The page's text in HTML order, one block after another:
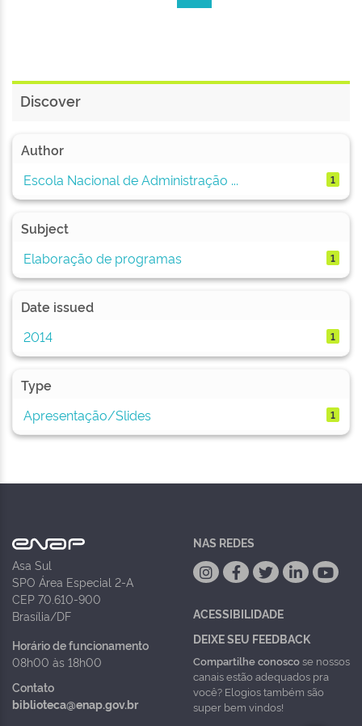
Discover
Author
Escola Nacional de Administração ...
1
Subject
Elaboração de programas
1
Date issued
2014
1
Type
Apresentação/Slides
1
Asa Sul
SPO Área Especial 2-A
CEP 70.610-900
Brasília/DF
Horário de funcionamento
08h00 às 18h00
Contato
biblioteca@enap.gov.br
NAS REDES
ACESSIBILIDADE
DEIXE SEU FEEDBACK
Compartilhe conoscose nossos
canais estão adequados pra
você? Elogios também são
super bem vindos!